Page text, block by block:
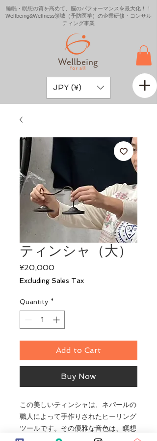
睡眠・瞑想の質を高めて、脳のパフォーマンスを最大化！！
Wellbeing&Wellness領域（予防医学）の企業研修・コンサル
ティング事業
JPY (¥)
ティンシャ（大）
¥20,000Price
Excluding Sales Tax
Quantity *
Add to Cart
Buy Now
この美しいティンシャは、ネパールの
職人によって手作りされたヒーリング
ツールです。その優雅な音色は、瞑想